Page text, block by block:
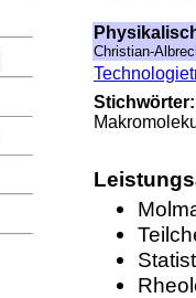
Christian-
Stichwörter: